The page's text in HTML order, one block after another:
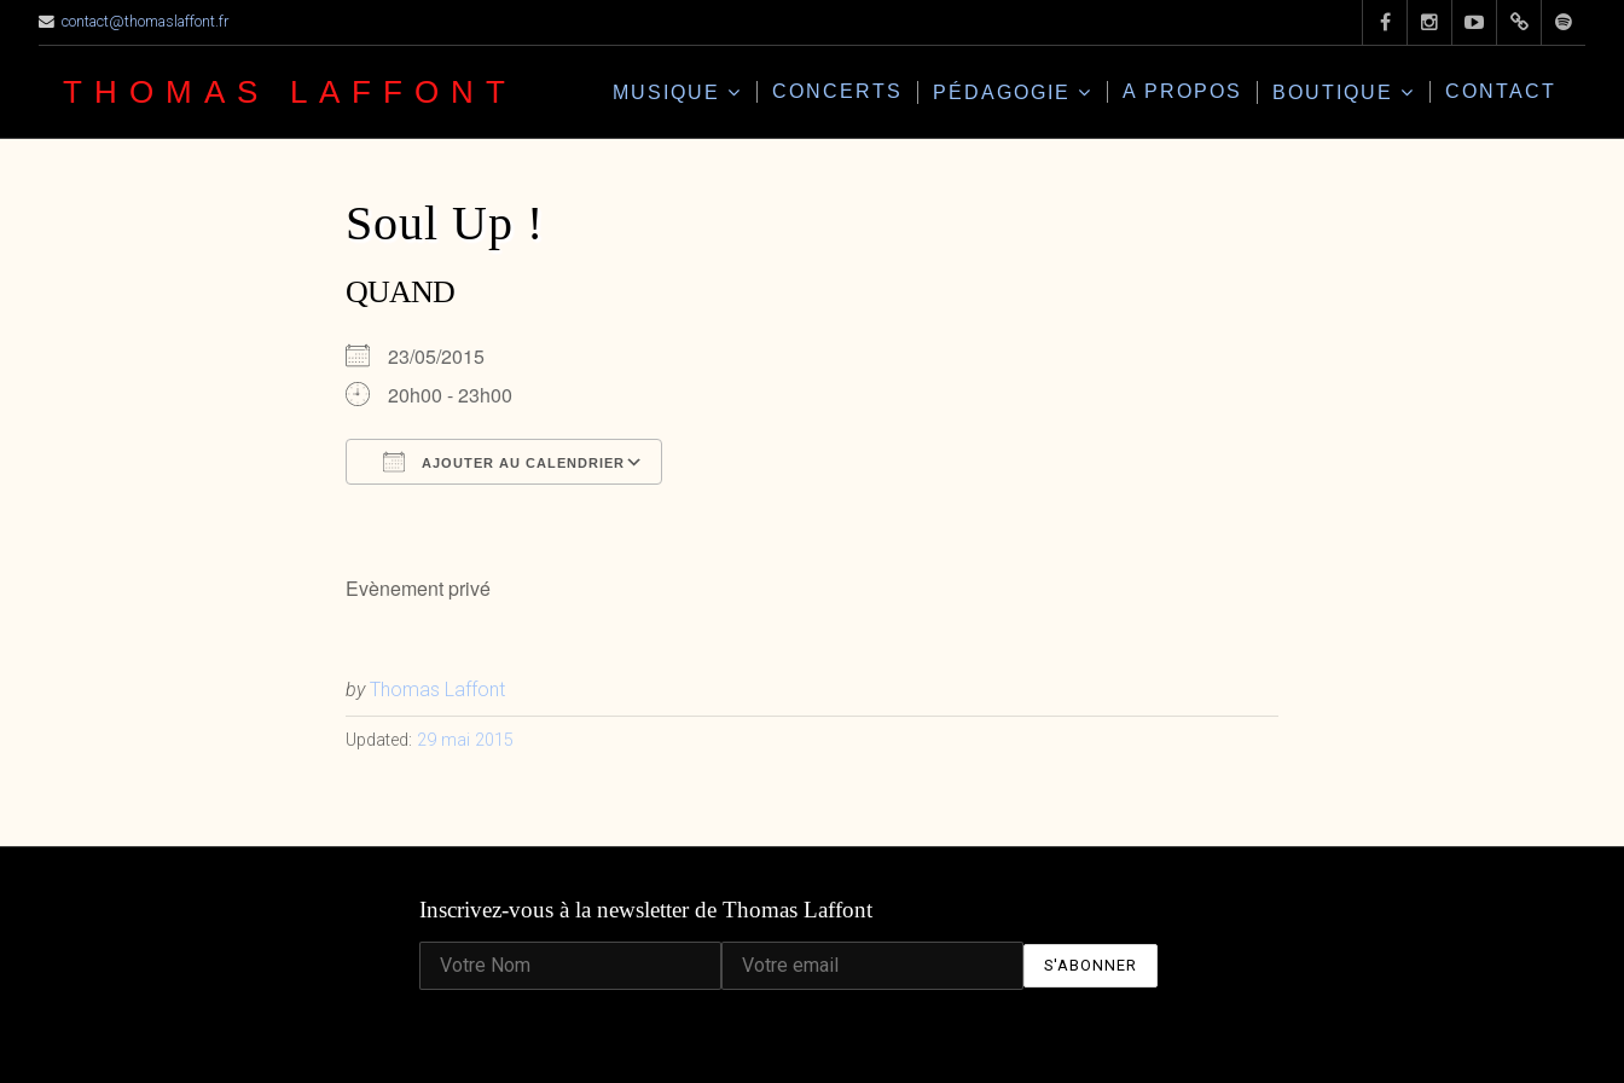
contact@thomaslaffont.fr
THOMAS LAFFONT MUSIQUE CONCERTS PÉDAGOGIE A PROPOS BOUTIQUE CONTACT
Soul Up !
QUAND
23/05/2015
20h00 - 23h00
AJOUTER AU CALENDRIER
Evènement privé
by Thomas Laffont
Updated: 29 mai 2015
Inscrivez-vous à la newsletter de Thomas Laffont